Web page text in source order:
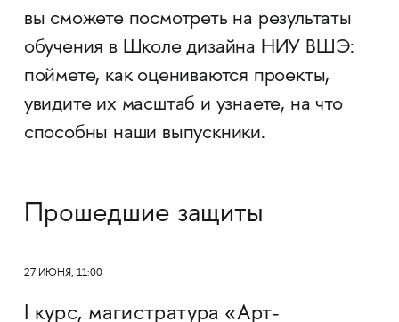
вы сможете посмотреть на результаты
обучения в Школе дизайна НИУ ВШЭ:
поймете, как оцениваются проекты,
увидите их масштаб и узнаете, на что
способны наши выпускники.
Прошедшие защиты
27 ИЮНЯ, 11:00
I курс, магистратура «Арт-